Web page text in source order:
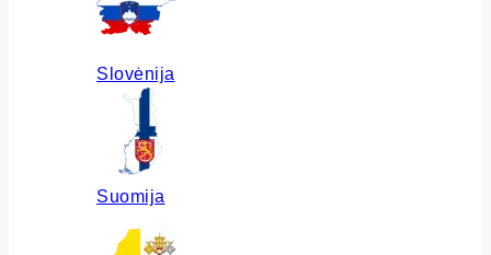
Slovėnija
Suomija